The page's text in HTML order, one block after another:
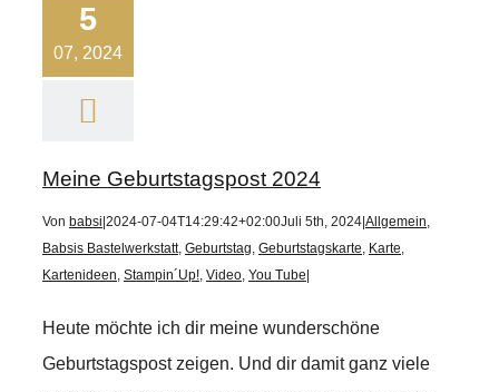
5
07, 2024
Meine Geburtstagspost 2024
Von babsi 2024-07-04T14:29:42+02:00Juli 5th, 2024 Allgemein,
Babsis Bastelwerkstatt, Geburtstag, Geburtstagskarte, Karte,
Kartenideen, Stampin´Up!, Video, You Tube
Heute möchte ich dir meine wunderschöne
Geburtstagspost zeigen. Und dir damit ganz viele